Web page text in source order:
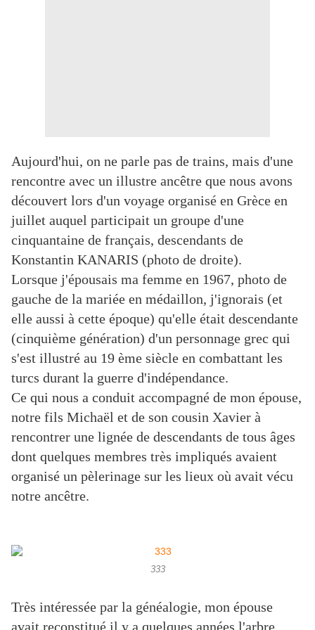
Aujourd'hui, on ne parle pas de trains, mais d'une
rencontre avec un illustre ancêtre que nous avons
découvert lors d'un voyage organisé en Grèce en
juillet auquel participait un groupe d'une
cinquantaine de français, descendants de
Konstantin KANARIS (photo de droite).
Lorsque j'épousais ma femme en 1967, photo de
gauche de la mariée en médaillon, j'ignorais (et
elle aussi à cette époque) qu'elle était descendante
(cinquième génération) d'un personnage grec qui
s'est illustré au 19 ème siècle en combattant les
turcs durant la guerre d'indépendance.
Ce qui nous a conduit accompagné de mon épouse,
notre fils Michaël et de son cousin Xavier à
rencontrer une lignée de descendants de tous âges
dont quelques membres très impliqués avaient
organisé un pèlerinage sur les lieux où avait vécu
notre ancêtre.
333
Très intéressée par la généalogie, mon épouse
avait reconstitué il y a quelques années l'arbre